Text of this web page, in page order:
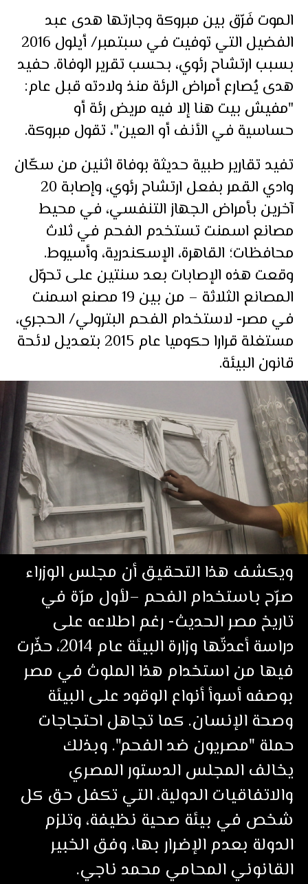
الموت فَرّق بين مبروكة وجارتها هدى عبد
الفضيل التي توفيت في سبتمبر/ أيلول 2016
بسبب ارتشاح رئوي، بحسب تقرير الوفاة. حفيد
هدى يُصارع أمراض الرئة منذ ولادته قبل عام:
"مفيش بيت هنا إلا فيه مريض رئة أو
حساسية في الأنف أو العين"، تقول مبروكة.
تفيد تقارير طبية حديثة بوفاة اثنين من سكّان
وادي القمر بفعل ارتشاح رئوي، وإصابة 20
آخرين بأمراض الجهاز التنفسي، في محيط
مصانع اسمنت تستخدم الفحم في ثلاث
محافظات؛ القاهرة، الإسكندرية، وأسيوط.
وقعت هذه الإصابات بعد سنتين على تحوّل
المصانع الثلاثة – من بين 19 مصنع اسمنت
في مصر- لاستخدام الفحم البترولي/ الحجري،
مستغلة قرارا حكوميا عام 2015 بتعديل لائحة
قانون البيئة.
ويكشف هذا التحقيق أن مجلس الوزراء
صرّح باستخدام الفحم –لأول مرّة في
تاريخ مصر الحديث- رغم اطلاعه على
دراسة أعدتّها وزارة البيئة عام 2014، حذّرت
فيها من استخدام هذا الملوث في مصر
بوصفه أسوأ أنواع الوقود على البيئة
وصحة الإنسان. كما تجاهل احتجاجات
حملة "مصريون ضد الفحم". وبذلك
يخالف المجلس الدستور المصري
والاتفاقيات الدولية، التي تكفل حق كل
شخص في بيئة صحية نظيفة، وتلزم
الدولة بعدم الإضرار بها، وفق الخبير
القانوني المحامي محمد ناجي.